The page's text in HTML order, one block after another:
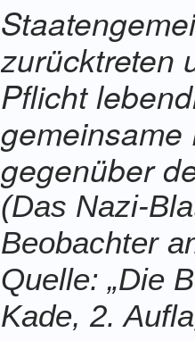
zurücktreten
Pflicht
gemeinsame
gegenüber
(Das Nazi-
Beobachter
Quelle: „Die
Kade, 2.